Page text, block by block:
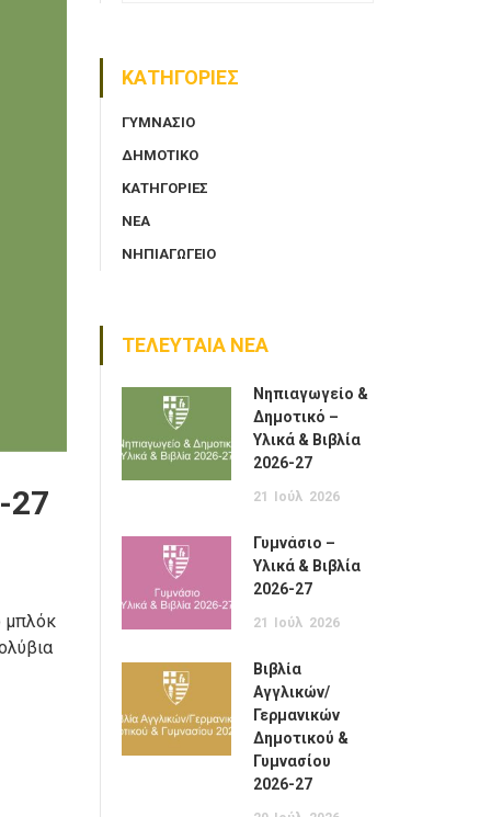
27
μπλόκ
ΚΑΤΗΓΟΡΙΕΣ
ΓΥΜΝΑΣΙΟ
ΔΗΜΟΤΙΚΟ
ΚΑΤΗΓΟΡΙΕΣ
ΝΈΑ
ΝΗΠΙΑΓΩΓΕΙΟ
ΤΕΛΕΥΤΑΙΑ ΝΕΑ
Νηπιαγωγείο &
Δημοτικό –
Υλικά & Βιβλία
2026-27
21 Ιούλ 2026
Γυμνάσιο –
Υλικά & Βιβλία
2026-27
21 Ιούλ 2026
Βιβλία
Αγγλικών/
Γερμανικών
Δημοτικού &
Γυμνασίου
2026-27